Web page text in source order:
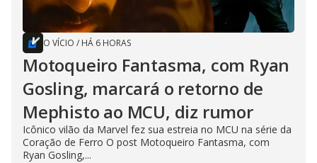
O VÍCIO / HÁ 6 HORAS
Motoqueiro Fantasma, com Ryan
Gosling, marcará o retorno de
Mephisto ao MCU, diz rumor
Icônico vilão da Marvel fez sua estreia no MCU na série da
Coração de Ferro O post Motoqueiro Fantasma, com
Ryan Gosling,...